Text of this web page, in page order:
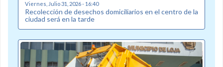
Viernes, Julio 31, 2026 - 16:40
Recolección de desechos domiciliarios en el centro de la
ciudad será en la tarde